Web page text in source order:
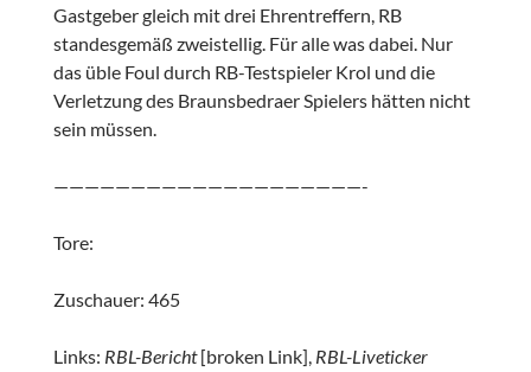
Gastgeber gleich mit drei Ehrentreffern, RB
standesgemäß zweistellig. Für alle was dabei. Nur
das üble Foul durch RB-Testspieler Krol und die
Verletzung des Braunsbedraer Spielers hätten nicht
sein müssen.
————————————————————-
Tore:
Zuschauer: 465
Links: RBL-Bericht[broken Link], RBL-Liveticker